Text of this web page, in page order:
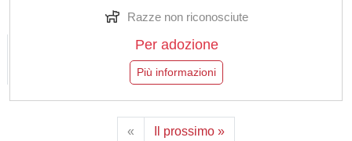
Razze non riconosciute
Per adozione
Più informazioni
« Il prossimo »